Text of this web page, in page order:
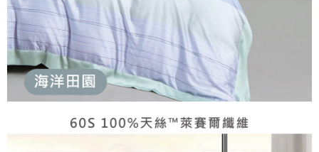
時審查核予不同之上限額度；若仍有額度不足之情形，本公司將視審查結果
請求用戶進行身份認證。
５．嚴禁一人註冊多個帳號或使用他人資訊註冊。若發現惡意使用之情形，
恩沛科技股份有限公司將有權停止該用戶之使用額度並採取法律行動。
郵局包裹
每筆NT$250